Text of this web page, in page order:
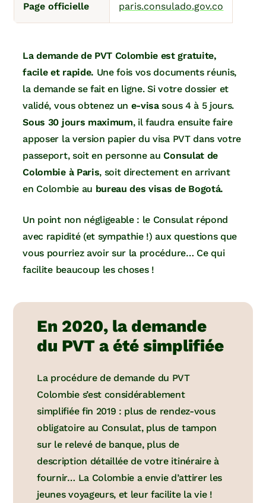
Page officielle paris.consulado.gov.co
La demande de PVT Colombie est gratuite,
facile et rapide. Une fois vos documents réunis,
la demande se fait en ligne. Si votre dossier et
validé, vous obtenez un e-visasous 4 à 5 jours.
Sous 30 jours maximum, il faudra ensuite faire
apposer la version papier du visa PVT dans votre
passeport, soit en personne auConsulat de
Colombie à Paris, soit directement en arrivant
en Colombie au bureau des visas de Bogotá.
Un point non négligeable : le Consulat répond
avec rapidité (et sympathie !) aux questions que
vous pourriez avoir sur la procédure… Ce qui
facilite beaucoup les choses !
En 2020, la demande
du PVT a été simplifiée
La procédure de demande du PVT
Colombie s’est considérablement
simplifiée fin 2019 : plus de rendez-vous
obligatoire au Consulat, plus de tampon
sur le relevé de banque, plus de
description détaillée de votre itinéraire à
fournir… La Colombie a envie d’attirer les
jeunes voyageurs, et leur facilite la vie !